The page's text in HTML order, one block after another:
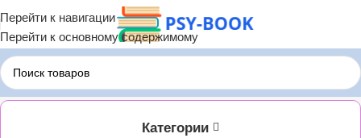
Перейти к навигации
Перейти к основному содержимому
Главная Владимир Крюков
Категории